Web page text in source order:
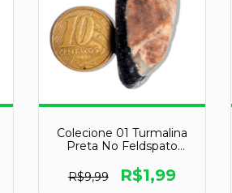
Colecione 01 Turmalina
Preta No Feldspato
Classe B - Pedra da
Proteção Total
R$9,99 R$1,99